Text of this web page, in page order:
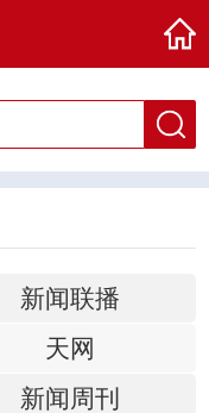
新闻联播
天网
新闻周刊